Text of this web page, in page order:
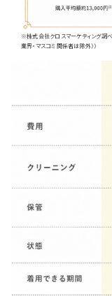
※株式会社クロスマーケティング調べ
業界・マスコミ関係者は除外））